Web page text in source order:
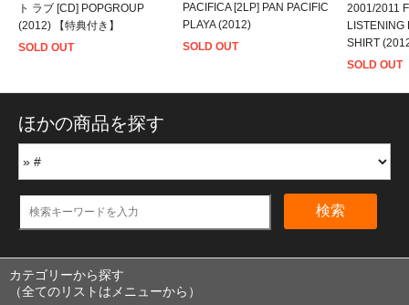
ト ラブ [CD] POPGROUP
(2012) 【特典付き】
SOLD OUT
PACIFICA [2LP] PAN PACIFIC
PLAYA (2012)
SOLD OUT
2001/2011
LISTENING
SHIRT
SOLD OUT
ほかの商品を探す
検索
カテゴリーから探す
（全てのリストはメニューから）